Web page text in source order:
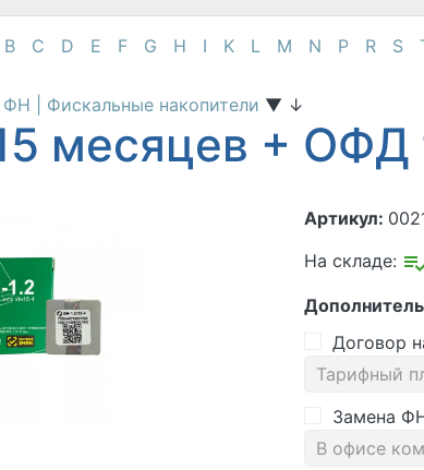
B C D E F G H I K L M N P R S
ФН | Фискальные накопители ▼ ↓
месяцев + ОФД
Артикул:
На складе:
Договор
Замена